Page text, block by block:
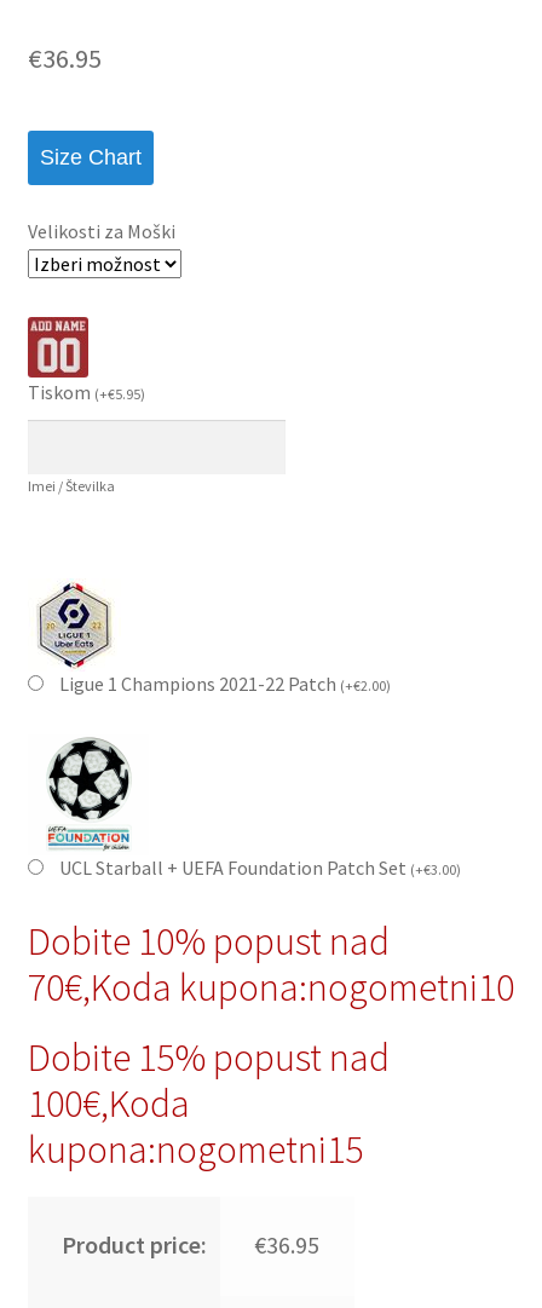
€36.95
Size Chart
Velikosti za Moški
Tiskom (+€5.95)
Imei / Številka
Ligue 1 Champions 2021-22 Patch (+€2.00)
UCL Starball + UEFA Foundation Patch Set (+€3.00)
Dobite 10% popust nad
70€,Koda kupona:nogometni10
Dobite 15% popust nad
100€,Koda
kupona:nogometni15
Product price: €36.95